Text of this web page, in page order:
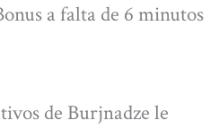
a falta de 6 minutos
de Burjnadze le